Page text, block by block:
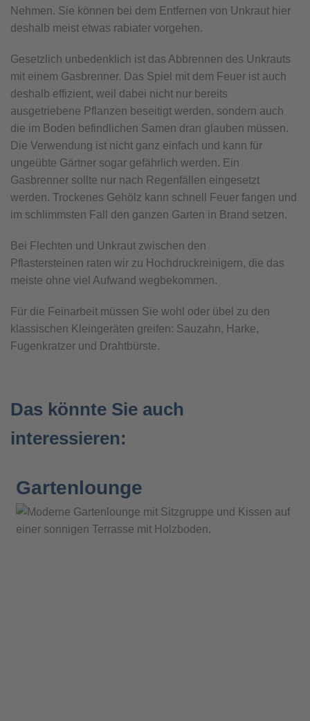
Nehmen. Sie können bei dem Entfernen von Unkraut hier
deshalb meist etwas rabiater vorgehen.
Gesetzlich unbedenklich ist das Abbrennen des Unkrauts
mit einem Gasbrenner. Das Spiel mit dem Feuer ist auch
deshalb effizient, weil dabei nicht nur bereits
ausgetriebene Pflanzen beseitigt werden, sondern auch
die im Boden befindlichen Samen dran glauben müssen.
Die Verwendung ist nicht ganz einfach und kann für
ungeübte Gärtner sogar gefährlich werden. Ein
Gasbrenner sollte nur nach Regenfällen eingesetzt
werden. Trockenes Gehölz kann schnell Feuer fangen und
im schlimmsten Fall den ganzen Garten in Brand setzen.
Bei Flechten und Unkraut zwischen den
Pflastersteinen raten wir zu Hochdruckreinigern, die das
meiste ohne viel Aufwand wegbekommen.
Für die Feinarbeit müssen Sie wohl oder übel zu den
klassischen Kleingeräten greifen: Sauzahn, Harke,
Fugenkratzer und Drahtbürste.
Das könnte Sie auch
interessieren:
Gartenlounge